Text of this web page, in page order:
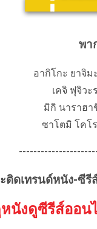
พา
อากิโกะ ยาจิม
เคจิ ฟุจิวะ
มิกิ นาราฮา
ซาโตมิ โคโ
ติดเทรนด์หนัง-ซี
นังดูซีรีส์ออน